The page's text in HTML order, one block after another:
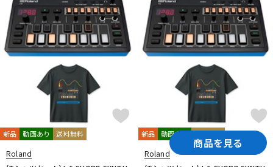
新品 動画あり 送料無料
Roland
新品 動画あり 送料無料
Roland
商品を見る